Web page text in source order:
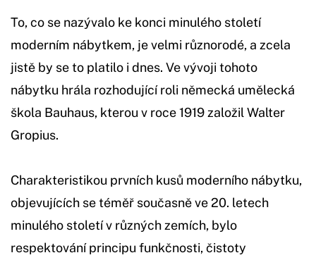
To, co se nazývalo ke konci minulého století
moderním nábytkem, je velmi různorodé, a zcela
jistě by se to platilo i dnes. Ve vývoji tohoto
nábytku hrála rozhodující roli německá umělecká
škola Bauhaus, kterou v roce 1919 založil Walter
Gropius.
Charakteristikou prvních kusů moderního nábytku,
objevujících se téměř současně ve 20. letech
minulého století v různých zemích, bylo
respektování principu funkčnosti, čistoty